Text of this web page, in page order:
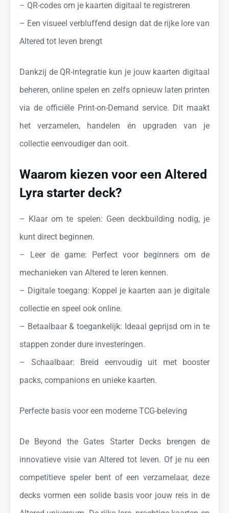
– QR-codes om je kaarten digitaal te registreren
– Een visueel verbluffend design dat de rijke lore van
Altered tot leven brengt
Dankzij de QR-integratie kun je jouw kaarten digitaal
beheren, online spelen en zelfs opnieuw laten printen
via de officiële Print-on-Demand service. Dit maakt
het verzamelen, handelen én upgraden van je
collectie eenvoudiger dan ooit.
Waarom kiezen voor een Altered
Lyra starter deck?
– Klaar om te spelen: Geen deckbuilding nodig, je
kunt direct beginnen.
– Leer de game: Perfect voor beginners om de
mechanieken van Altered te leren kennen.
– Digitale toegang: Koppel je kaarten aan je digitale
collectie en speel ook online.
– Betaalbaar & toegankelijk: Ideaal geprijsd om in te
stappen zonder dure investeringen.
– Schaalbaar: Breid eenvoudig uit met booster
packs, companions en unieke kaarten.
Perfecte basis voor een moderne TCG-beleving
De Beyond the Gates Starter Decks brengen de
innovatieve visie van Altered tot leven. Of je nu een
competitieve speler bent of een verzamelaar, deze
decks vormen een solide basis voor jouw reis in de